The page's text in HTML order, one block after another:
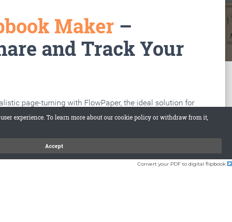
Convert your PDF to digital flipbook